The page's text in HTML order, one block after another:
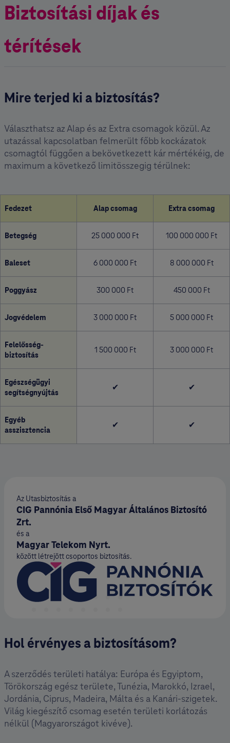
Biztosítási díjak és
térítések
Mire terjed ki a biztosítás?
Választhatsz az Alap és az Extra csomagok közül. Az
utazással kapcsolatban felmerült főbb kockázatok
csomagtól függően a bekövetkezett kár mértékéig, de
maximum a következő limitösszegig térülnek:
Fedezet Alap csomag Extra csomag
Betegség 25 000 000 Ft 100 000 000 Ft
Baleset 6 000 000 Ft 8 000 000 Ft
Poggyász 300 000 Ft 450 000 Ft
Jogvédelem 3 000 000 Ft 5 000 000 Ft
Felelősség­
biztosítás
1 500 000 Ft 3 000 000 Ft
Egészségügyi
segítségnyújtás
✔ ✔
Egyéb
asszisztencia
✔ ✔
Az Utasbiztosítás a
CIG Pannónia Első Magyar Általános Biztosító
Zrt.
és a
Magyar Telekom Nyrt.
között létrejött csoportos biztosítás.
Hol érvényes a biztosításom?
A szerződés területi hatálya: Európa és Egyiptom,
Törökország egész területe, Tunézia, Marokkó, Izrael,
Jordánia, Ciprus, Madeira, Málta és a Kanári-szigetek.
Világ kiegészítő csomag esetén területi korlátozás
nélkül (Magyarországot kivéve).